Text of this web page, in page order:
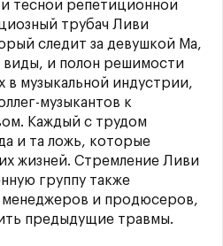
тесной репетиционной
трубач Ливи
следит за девушкой Ма,
виды, и полон решимости
в музыкальной индустрии,
музыкантов к
Каждый с трудом
и та ложь, которые
жизней. Стремление Ливи
группу также
менеджеров и продюсеров,
предыдущие травмы.